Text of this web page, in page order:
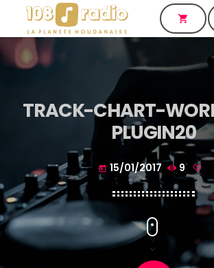
shopping_cart
TRACK-CHART-
PLUGIN20
today 15/01/2017 9